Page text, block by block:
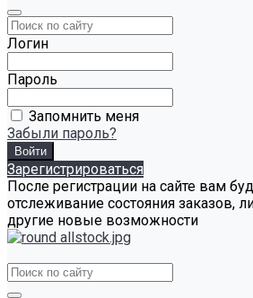
Логин
Пароль
Запомнить меня
Забыли пароль?
Зарегистрироваться
После регистрации на сайте вам
отслеживание состояния заказов,
другие новые возможности